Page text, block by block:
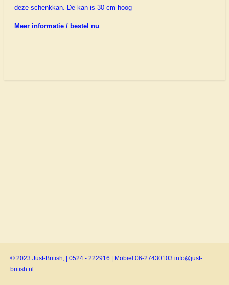
deze schenkkan. De kan is 30 cm hoog
Meer informatie / bestel nu
© 2023 Just-British, | 0524 - 222916 | Mobiel 06-27430103 info@just-
british.nl